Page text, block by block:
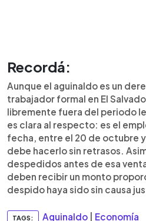
Recordá:
Aunque el aguinaldo es un
trabajador formal en El
libremente fuera del periodo
es clara al respecto: es el
fecha, entre el 20 de octubre
debe hacerlo sin retrasos.
despedidos antes de esa
deben recibir un monto
despido haya sido sin causa
TAGS: Aguinaldo Economía